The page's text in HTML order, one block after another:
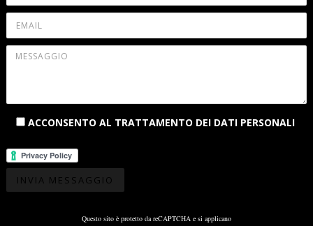
ACCONSENTO AL TRATTAMENTO DEI DATI PERSONALI
Questo sito è protetto da reCAPTCHA e si applicano